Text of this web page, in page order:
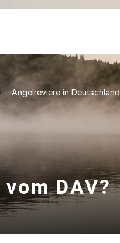
Angelreviere in Deutschland
DAV?